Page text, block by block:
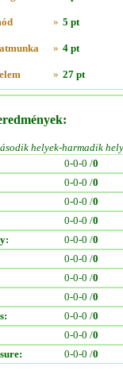
» 5 pt
» 4 pt
» 27 pt
helyek-harmadik
0-0-0 /0
0-0-0 /0
0-0-0 /0
0-0-0 /0
0-0-0 /0
0-0-0 /0
0-0-0 /0
0-0-0 /0
0-0-0 /0
0-0-0 /0
0-0-0 /0